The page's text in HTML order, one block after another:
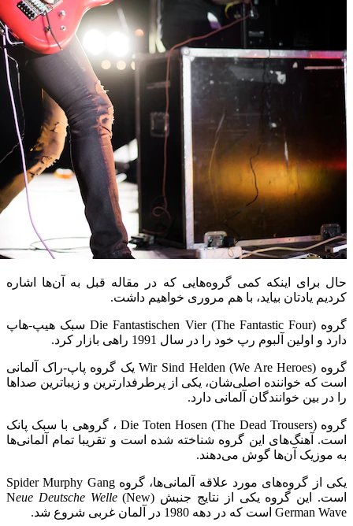
حال برای اینکه کمی گروه‌هایی که در مقاله قبل به آن‌ها اشاره
کردیم یادتان بیاید، با هم مروری خواهیم داشت.
گروه (Die Fantastischen Vier (The Fantastic Four سبک هیپ-هاپ
دارد و اولین آلبوم رپ خود را در سال 1991 راهی بازار کرد.
گروه (Wir Sind Helden (We Are Heroes یک گروه پاپ-راک آلمانی
است که خواننده اصلی‌شان، یکی از پرطرفدارترین و زیباترین صداها
را در بین خوانندگان آلمانی دارد.
گروه (Die Toten Hosen (The Dead Trousers ، گروهی با سبک پانک
است. آهنگ‌های این گروه شناخته شده است و تقریبا تمام آلمانی‌ها
به موزیک آن‌ها گوش می‌دهند.
یکی از گروه‌های مورد علاقه آلمانی‌ها، گروه Spider Murphy Gang
است. این گروه یکی از نتایج جنبش (N
eue Deutsche Welle(New
German Wave است که در دهه 1980 در آلمان غربی شروع شد.